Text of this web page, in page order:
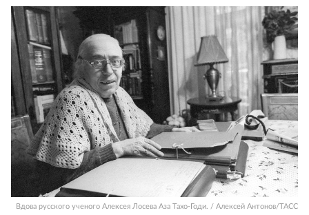
Вдова русского ученого Алексея Лосева Аза Тахо-Годи. / Алексей Антонов/ТАСС